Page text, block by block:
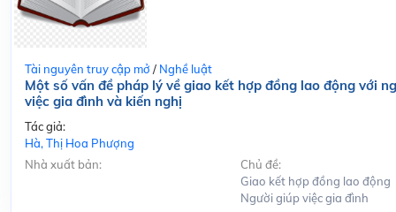
Tài nguyên truy cập mở / Nghề luật
Một số vấn đề pháp lý về giao kết hợp đồng lao động với
việc gia đình và kiến nghị
Tác giả:
Hà, Thị Hoa Phượng
Nhà xuất bản:
Chủ đề:
Giao kết hợp đồng lao động
Người giúp việc gia đình